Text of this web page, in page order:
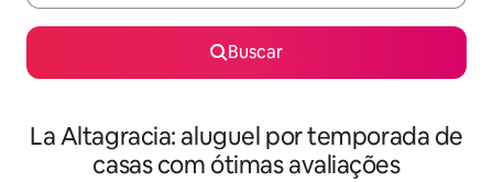
Buscar
La Altagracia: aluguel por temporada de
casas com ótimas avaliações